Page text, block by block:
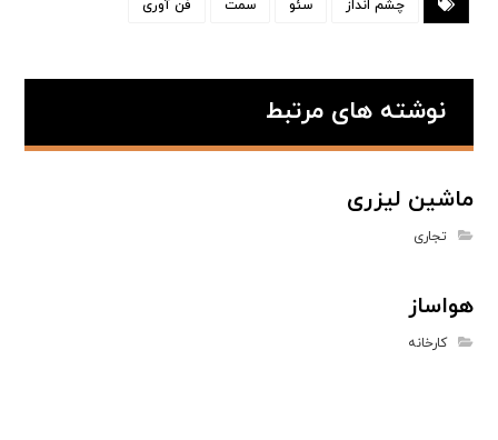
چشم انداز سئو سمت فن آوری
نوشته های مرتبط
ماشین لیزری
تجاری
هواساز
کارخانه